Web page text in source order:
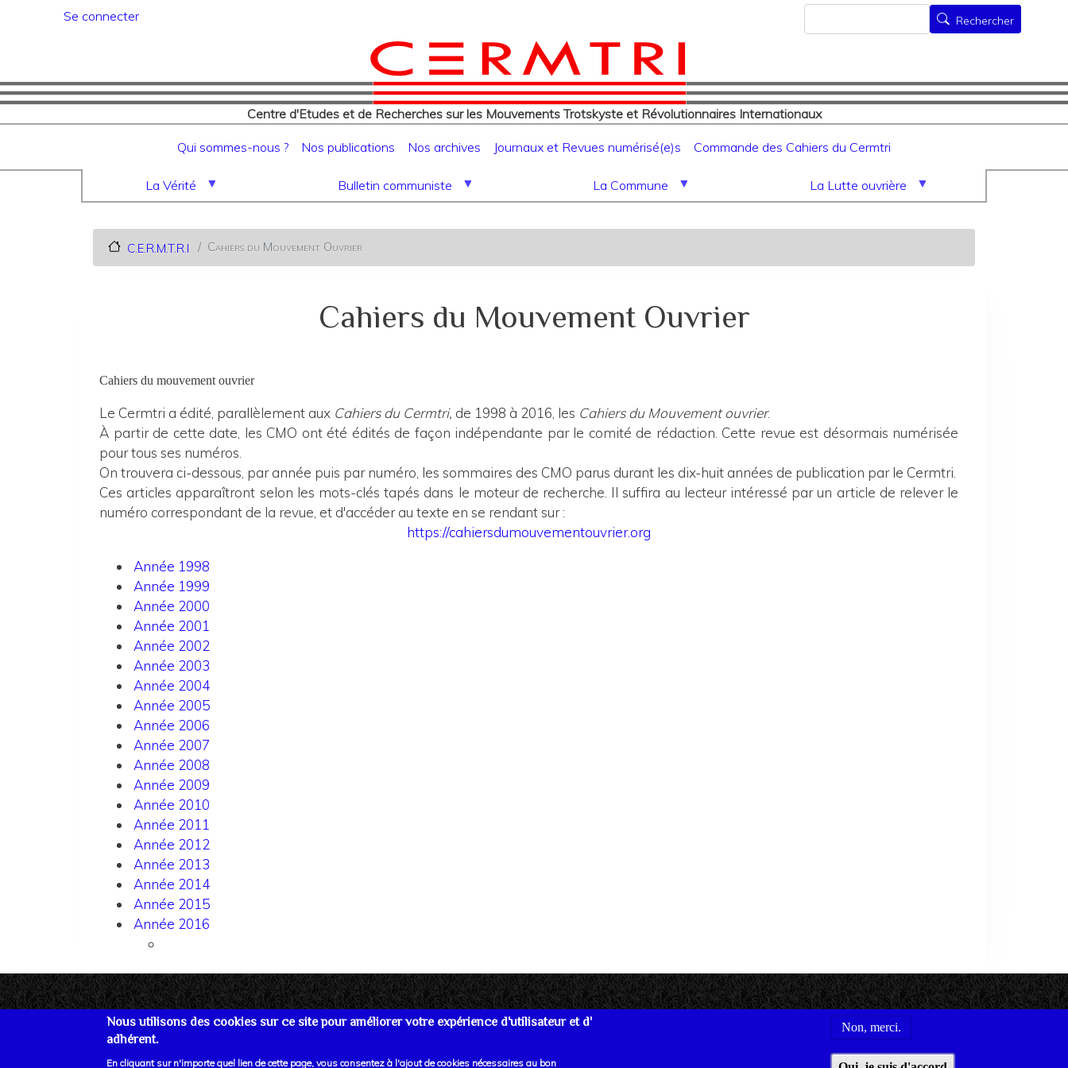
Nous utilisons des cookies sur ce site pour améliorer votre expérience d'utilisateur et d'
adhérent.
En cliquant sur n'importe quel lien de cette page, vous consentez à l'ajout de cookies nécessaires au bon
Non, merci.
contenu
principal
Menu du compte de l'utilisateur
Se connecter
Centre d'Etudes et de Recherches sur les Mouvements Trotskyste et Révolutionnaires Internationaux
Rechercher
Rechercher
Navigation principale
Qui sommes-nous ? Nos publications Nos archives Journaux et Revues numérisé(e)s Commande des Cahiers du Cermtri
La Vérité Bulletin communiste La Commune La Lutte ouvrière
C.E.R.M.T.R.I Cahiers du Mouvement Ouvrier
Cahiers du Mouvement Ouvrier
Cahiers du mouvement ouvrier
Le Cermtri a édité, parallèlement aux Cahiers du Cermtri, de 1998 à 2016, les Cahiers du Mouvement ouvrier.
À partir de cette date, les CMO ont été édités de façon indépendante par le comité de rédaction. Cette revue est désormais numérisée
pour tous ses numéros.
On trouvera ci-dessous, par année puis par numéro, les sommaires des CMO parus durant les dix-huit années de publication par le Cermtri.
Ces articles apparaîtront selon les mots-clés tapés dans le moteur de recherche. Il suffira au lecteur intéressé par un article de relever le
numéro correspondant de la revue, et d'accéder au texte en se rendant sur :
https://cahiersdumouvementouvrier.org
Année 1998
Année 1999
Année 2000
Année 2001
Année 2002
Année 2003
Année 2004
Année 2005
Année 2006
Année 2007
Année 2008
Année 2009
Année 2010
Année 2011
Année 2012
Année 2013
Année 2014
Année 2015
Année 2016
Se connecter Conditions générales d'utilisation